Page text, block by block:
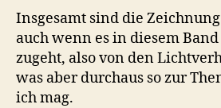
Insgesamt sind die
auch wenn es in diesem
zugeht, also von den
was aber durchaus so zur
ich mag.